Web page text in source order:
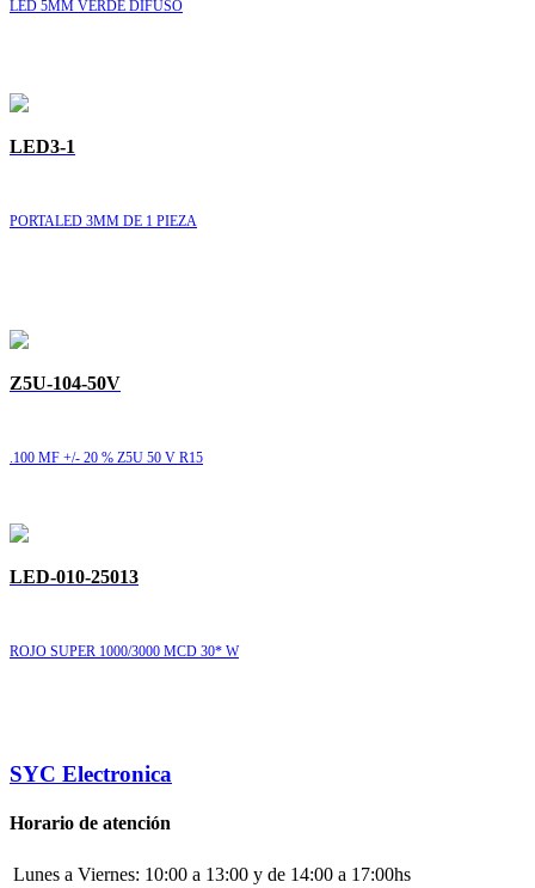
LED 5MM VERDE DIFUSO
LED3-1
PORTALED 3MM DE 1 PIEZA
Z5U-104-50V
.100 MF +/- 20 % Z5U 50 V R15
LED-010-25013
ROJO SUPER 1000/3000 MCD 30* W
SYC Electronica
Horario de atención
Lunes a Viernes: 10:00 a 13:00 y de 14:00 a 17:00hs